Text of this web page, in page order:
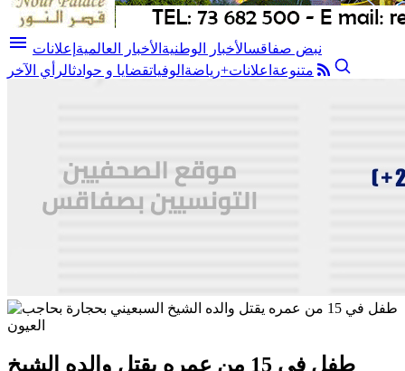
menu نبض صفاقسالأخبار الوطنية الأخبار العالمية إعلانات
متنوعة اعلانات+رياضة الوفياتقضايا و حوادثالرأي الآخر
طفل في 15 من عمره يقتل والده الشيخ